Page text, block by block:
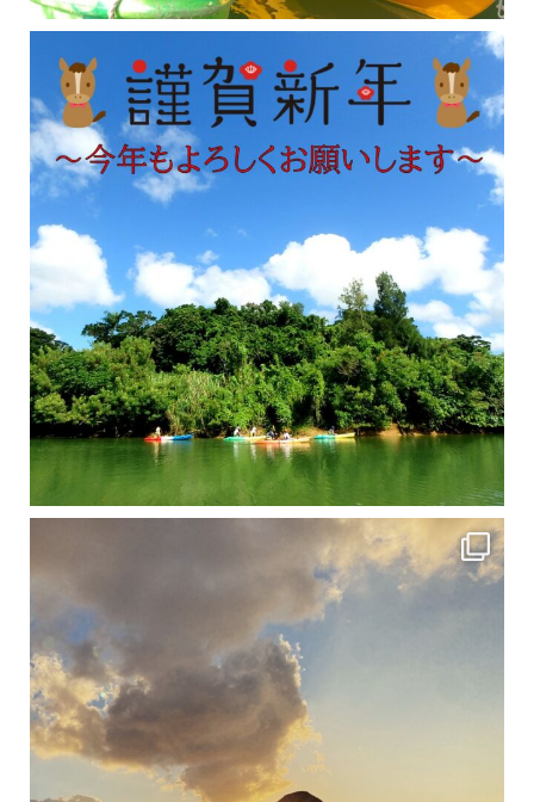
修学旅行シーズンも終わり、一気に冷え込んできました。 2025年今年もあっという間に終